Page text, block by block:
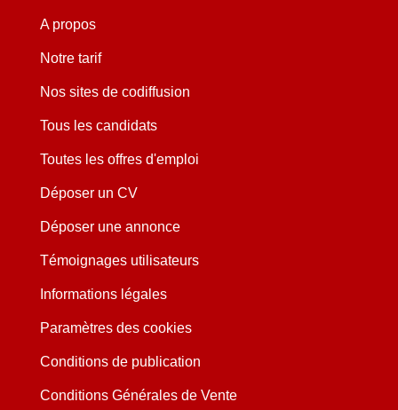
A propos
Notre tarif
Nos sites de codiffusion
Tous les candidats
Toutes les offres d'emploi
Déposer un CV
Déposer une annonce
Témoignages utilisateurs
Informations légales
Paramètres des cookies
Conditions de publication
Conditions Générales de Vente